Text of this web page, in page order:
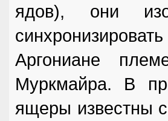
ядов), они
Аргониане
Муркмайра. В
ящеры известны